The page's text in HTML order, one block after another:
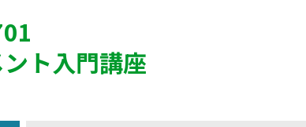
ト入門講座